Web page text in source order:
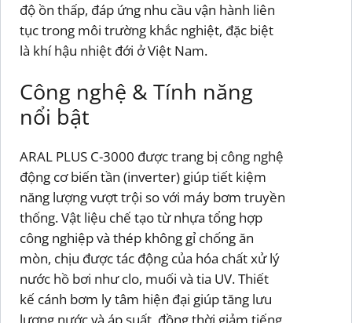
độ ồn thấp, đáp ứng nhu cầu vận hành liên
tục trong môi trường khắc nghiệt, đặc biệt
là khí hậu nhiệt đới ở Việt Nam.
Công nghệ & Tính năng
nổi bật
ARAL PLUS C-3000 được trang bị công nghệ
động cơ biến tần (inverter) giúp tiết kiệm
năng lượng vượt trội so với máy bơm truyền
thống. Vật liệu chế tạo từ nhựa tổng hợp
công nghiệp và thép không gỉ chống ăn
mòn, chịu được tác động của hóa chất xử lý
nước hồ bơi như clo, muối và tia UV. Thiết
kế cánh bơm ly tâm hiện đại giúp tăng lưu